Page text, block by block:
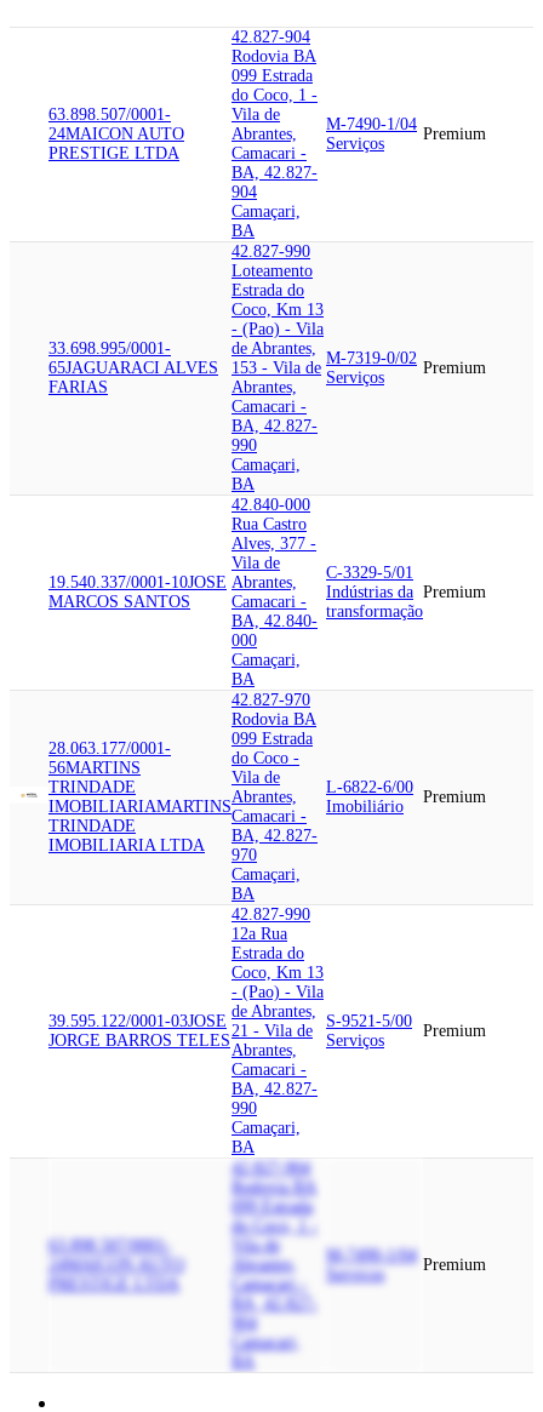
63.898.507/0001-
24MAICON AUTO
PRESTIGE LTDA
42.827-904
Rodovia BA
099 Estrada
do Coco, 1 -
Vila de
Abrantes,
Camacari -
BA, 42.827-
904
Camaçari,
BA
M-7490-1/04
Serviços
Premium
33.698.995/0001-
65JAGUARACI ALVES
FARIAS
42.827-990
Loteamento
Estrada do
Coco, Km 13
- (Pao) - Vila
de Abrantes,
153 - Vila de
Abrantes,
Camacari -
BA, 42.827-
990
Camaçari,
BA
M-7319-0/02
Serviços
Premium
19.540.337/0001-10JOSE
MARCOS SANTOS
42.840-000
Rua Castro
Alves, 377 -
Vila de
Abrantes,
Camacari -
BA, 42.840-
000
Camaçari,
BA
C-3329-5/01
Indústrias da
transformação
Premium
28.063.177/0001-
56MARTINS
TRINDADE
IMOBILIARIAMARTINS
TRINDADE
IMOBILIARIA LTDA
42.827-970
Rodovia BA
099 Estrada
do Coco -
Vila de
Abrantes,
Camacari -
BA, 42.827-
970
Camaçari,
BA
L-6822-6/00
Imobiliário
Premium
39.595.122/0001-03JOSE
JORGE BARROS TELES
42.827-990
12a Rua
Estrada do
Coco, Km 13
- (Pao) - Vila
de Abrantes,
21 - Vila de
Abrantes,
Camacari -
BA, 42.827-
990
Camaçari,
BA
S-9521-5/00
Serviços
Premium
63.898.507/0001-
24 MAICON AUTO
42.827-904
Rodovia BA
099 Estrada
do Coco, 1 -
Vila de
Abrantes,
Camacari -
BA, 42.827-
904
Camaçari,
BA
M-7490-1/04
Serviços
Premium